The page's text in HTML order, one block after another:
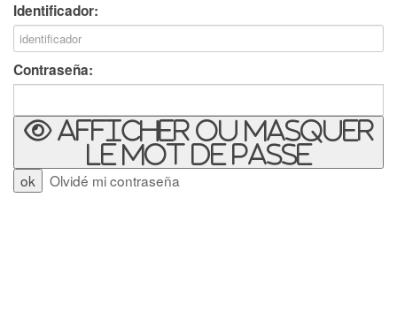
Identificador:
Contraseña:
Afficher ou masquer
le mot de passe
Olvidé mi contraseña